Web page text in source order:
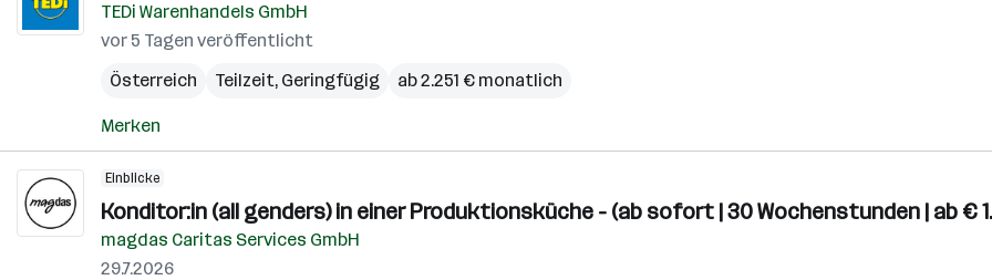
TEDi Warenhandels GmbH
vor 5 Tagen veröffentlicht
Österreich
Teilzeit, Geringfügig ab 2.251 € monatlich
Merken
Einblicke
Konditor:in (all genders) in einer Produktionsküche - (ab sofort | 30 Wochenstunden | ab €
magdas Caritas Services GmbH
29.7.2026